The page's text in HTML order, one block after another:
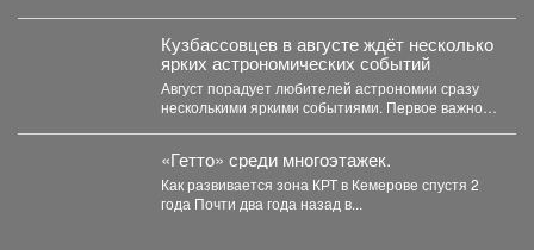
Кузбассовцев в августе ждёт несколько
ярких астрономических событий
Август порадует любителей астрономии сразу
несколькими яркими событиями. Первое важное
«Гетто» среди многоэтажек.
Как развивается зона КРТ в Кемерове спустя 2
года Почти два года назад в...